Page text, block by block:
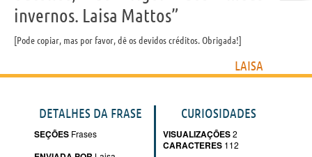
invernos. Laisa Mattos”
Pode copiar, mas por favor, dê os devidos créditos. Obrigada!
LAISA
DETALHES DA FRASE
SEÇÕES Frases
CURIOSIDADES
VISUALIZAÇÕES2
CARACTERES 112